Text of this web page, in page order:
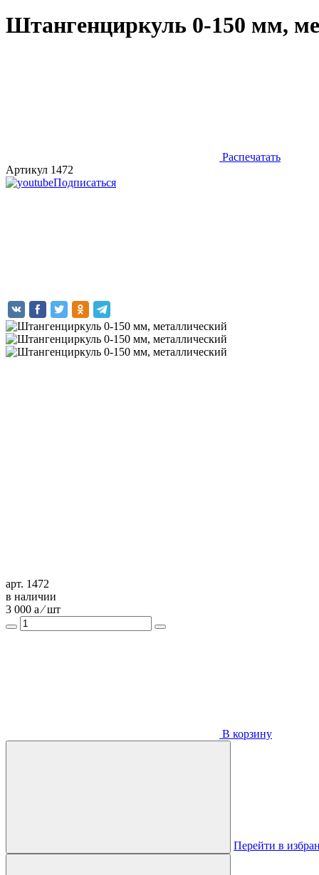
Штангенциркуль 0-150 мм,
Распечатать
Артикул 1472
Подписаться
арт. 1472
в наличии
3 000 a ⁄ шт
В корзину
Перейти в